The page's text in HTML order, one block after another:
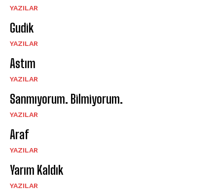
YAZILAR
Gudik
YAZILAR
Astım
YAZILAR
Sanmıyorum. Bilmiyorum.
YAZILAR
Araf
YAZILAR
Yarım Kaldık
YAZILAR